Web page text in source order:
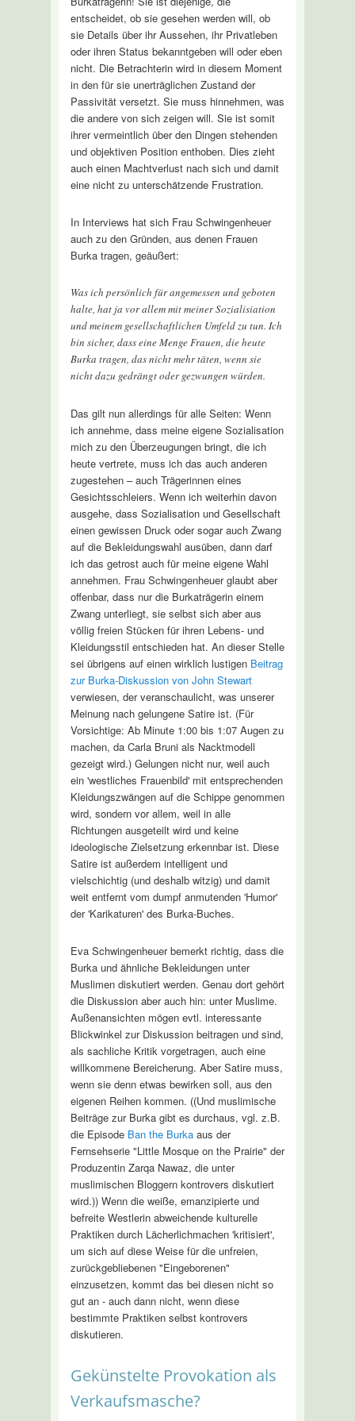
entscheidet, ob sie gesehen werden will, ob
sie Details über ihr Aussehen, ihr Privatleben
oder ihren Status bekanntgeben will oder eben
nicht. Die Betrachterin wird in diesem Moment
in den für sie unerträglichen Zustand der
Passivität versetzt. Sie muss hinnehmen, was
die andere von sich zeigen will. Sie ist somit
ihrer vermeintlich über den Dingen stehenden
und objektiven Position enthoben. Dies zieht
auch einen Machtverlust nach sich und damit
eine nicht zu unterschätzende Frustration.
In Interviews hat sich Frau Schwingenheuer
auch zu den Gründen, aus denen Frauen
Burka tragen, geäußert:
Was ich persönlich für angemessen und geboten
halte, hat ja vor allem mit meiner Sozialisiation
und meinem gesellschaftlichen Umfeld zu tun. Ich
bin sicher, dass eine Menge Frauen, die heute
Burka tragen, das nicht mehr täten, wenn sie
nicht dazu gedrängt oder gezwungen würden.
Das gilt nun allerdings für alle Seiten: Wenn
ich annehme, dass meine eigene Sozialisation
mich zu den Überzeugungen bringt, die ich
heute vertrete, muss ich das auch anderen
zugestehen – auch Trägerinnen eines
Gesichtsschleiers. Wenn ich weiterhin davon
ausgehe, dass Sozialisation und Gesellschaft
einen gewissen Druck oder sogar auch Zwang
auf die Bekleidungswahl ausüben, dann darf
ich das getrost auch für meine eigene Wahl
annehmen. Frau Schwingenheuer glaubt aber
offenbar, dass nur die Burkaträgerin einem
Zwang unterliegt, sie selbst sich aber aus
völlig freien Stücken für ihren Lebens- und
Kleidungsstil entschieden hat. An dieser Stelle
sei übrigens auf einen wirklich lustigen Beitrag
zur Burka-Diskussion von John Stewart
verwiesen, der veranschaulicht, was unserer
Meinung nach gelungene Satire ist. (Für
Vorsichtige: Ab Minute 1:00 bis 1:07 Augen zu
machen, da Carla Bruni als Nacktmodell
gezeigt wird.) Gelungen nicht nur, weil auch
ein 'westliches Frauenbild' mit entsprechenden
Kleidungszwängen auf die Schippe genommen
wird, sondern vor allem, weil in alle
Richtungen ausgeteilt wird und keine
ideologische Zielsetzung erkennbar ist. Diese
Satire ist außerdem intelligent und
vielschichtig (und deshalb witzig) und damit
weit entfernt vom dumpf anmutenden 'Humor'
der 'Karikaturen' des Burka-Buches.
Eva Schwingenheuer bemerkt richtig, dass die
Burka und ähnliche Bekleidungen unter
Muslimen diskutiert werden. Genau dort gehört
die Diskussion aber auch hin: unter Muslime.
Außenansichten mögen evtl. interessante
Blickwinkel zur Diskussion beitragen und sind,
als sachliche Kritik vorgetragen, auch eine
willkommene Bereicherung. Aber Satire muss,
wenn sie denn etwas bewirken soll, aus den
eigenen Reihen kommen. ((Und muslimische
Beiträge zur Burka gibt es durchaus, vgl. z.B.
die Episode Ban the Burkaaus der
Fernsehserie "Little Mosque on the Prairie" der
Produzentin Zarqa Nawaz, die unter
muslimischen Bloggern kontrovers diskutiert
wird.)) Wenn die weiße, emanzipierte und
befreite Westlerin abweichende kulturelle
Praktiken durch Lächerlichmachen 'kritisiert',
um sich auf diese Weise für die unfreien,
zurückgebliebenen "Eingeborenen"
einzusetzen, kommt das bei diesen nicht so
gut an - auch dann nicht, wenn diese
bestimmte Praktiken selbst kontrovers
diskutieren.
Gekünstelte Provokation als
Verkaufsmasche?